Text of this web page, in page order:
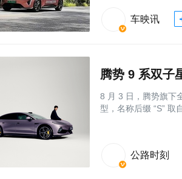
车映讯
腾势 9 系双子
8 月 3 日，腾势旗下
型，名称后缀 “S” 取
公路时刻